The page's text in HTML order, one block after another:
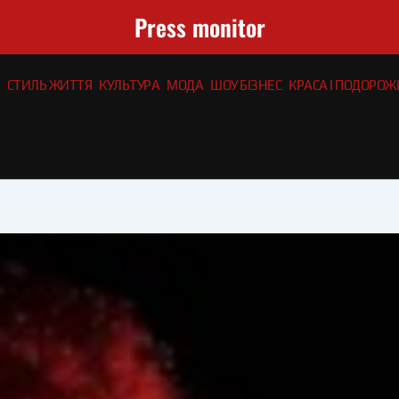
Press monitor
СТИЛЬ ЖИТТЯ КУЛЬТУРА МОДА ШОУ БІЗНЕС КРАСА І ПОДОРОЖІ